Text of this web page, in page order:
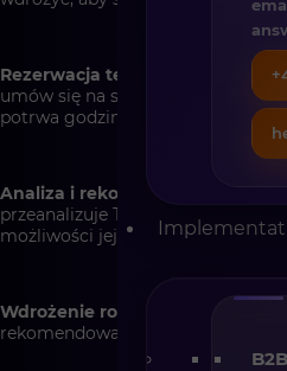
Rezerwacja terminu
– wybierz
umów się na spotkanie online.
potrwa godzinę.
Analiza i rekomendacje
przeanalizuje Twoją licencję
możliwości jej lepszego
Wdrożenie rozwiązań
rekomendowanych działań oraz